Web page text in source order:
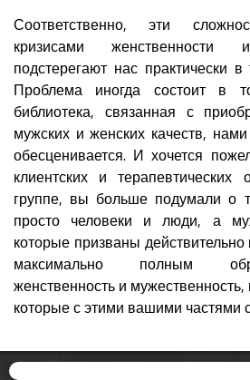
Соответственно, эти
кризисами женственности
подстерегают нас практически
Проблема иногда состоит в
библиотека, связанная с
мужских и женских качеств,
обесценивается. И хочется
клиентских и
группе, вы больше подумали о
просто человеки и люди, а
которые призваны действительно
максимально полным
женственность и
которые с этими вашими частями